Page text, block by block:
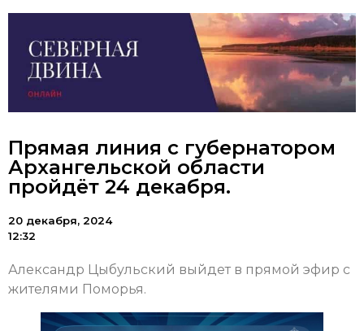
Прямая линия с губернатором
Архангельской области
пройдёт 24 декабря.
20 декабря, 2024
12:32
Александр Цыбульский выйдет в прямой эфир с
жителями Поморья.